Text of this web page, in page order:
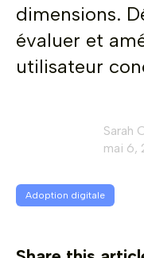
dimensions.
évaluer et
utilisateur
Sarah
mai 6,
Adoption digitale